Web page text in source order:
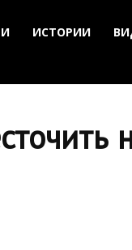
ИСТОРИИ